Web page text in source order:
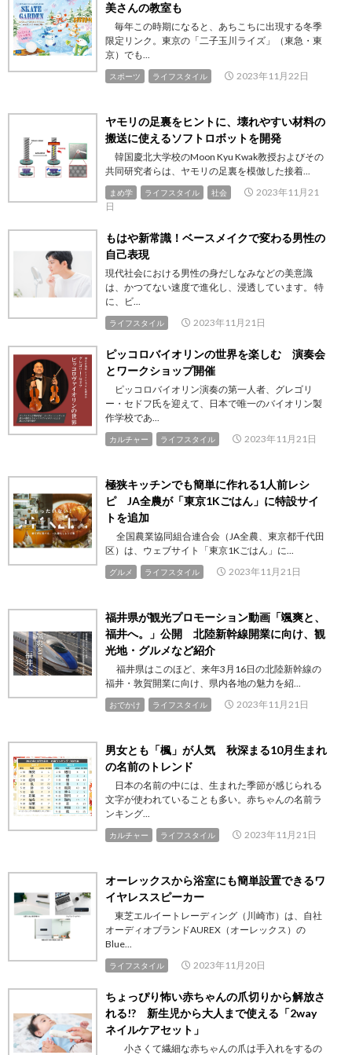
美さんの教室も
毎年この時期になると、あちこちに出現する冬季
限定リンク。東京の「二子玉川ライズ」（東急・東
京）でも...
スポーツ ライフスタイル 2023年11月22日
ヤモリの足裏をヒントに、壊れやすい材料の
搬送に使えるソフトロボットを開発
韓国慶北大学校のMoon Kyu Kwak教授およびその
共同研究者らは、ヤモリの足裏を模倣した接着...
まめ学 ライフスタイル 社会
2023年11月21
日
もはや新常識！ベースメイクで変わる男性の
自己表現
現代社会における男性の身だしなみなどの美意識
は、かつてない速度で進化し、浸透しています。 特
に、ビ...
ライフスタイル 2023年11月21日
ピッコロバイオリンの世界を楽しむ 演奏会
とワークショップ開催
ピッコロバイオリン演奏の第一人者、グレゴリ
ー・セドフ氏を迎えて、日本で唯一のバイオリン製
作学校であ...
カルチャー ライフスタイル 2023年11月21日
極狭キッチンでも簡単に作れる1人前レシ
ピ JA全農が「東京1Kごはん」に特設サイ
トを追加
全国農業協同組合連合会（JA全農、東京都千代田
区）は、ウェブサイト「東京1Kごはん」に...
グルメ ライフスタイル 2023年11月21日
福井県が観光プロモーション動画「颯爽と、
福井へ。」公開 北陸新幹線開業に向け、観
光地・グルメなど紹介
福井県はこのほど、来年3月16日の北陸新幹線の
福井・敦賀開業に向け、県内各地の魅力を紹...
おでかけ ライフスタイル 2023年11月21日
男女とも「楓」が人気 秋深まる10月生まれ
の名前のトレンド
日本の名前の中には、生まれた季節が感じられる
文字が使われていることも多い。赤ちゃんの名前ラ
ンキング...
カルチャー ライフスタイル 2023年11月21日
オーレックスから浴室にも簡単設置できるワ
イヤレススピーカー
東芝エルイートレーディング（川崎市）は、自社
オーディオブランドAUREX（オーレックス）の
Blue...
ライフスタイル 2023年11月20日
ちょっぴり怖い赤ちゃんの爪切りから解放さ
れる!? 新生児から大人まで使える「2way
ネイルケアセット」
小さくて繊細な赤ちゃんの爪は手入れをするの